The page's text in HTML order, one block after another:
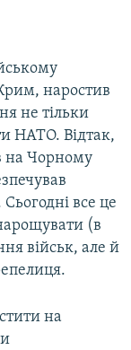
наростив
не тільки
НАТО. Відтак,
на Чорному
Сьогодні все це
(в
військ, але й
на